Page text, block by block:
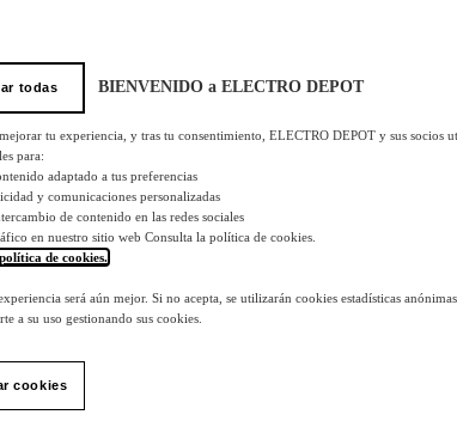
todas BIENVENIDO a ELECTRO DEPOT
tu experiencia, y tras tu consentimiento, ELECTRO DEPOT y sus socios
para:
adaptado a tus preferencias
y comunicaciones personalizadas
de contenido en las redes sociales
en nuestro sitio web Consulta la política de cookies.
de cookies.
será aún mejor. Si no acepta, se utilizarán cookies estadísticas
a su uso gestionando sus cookies.
cookies